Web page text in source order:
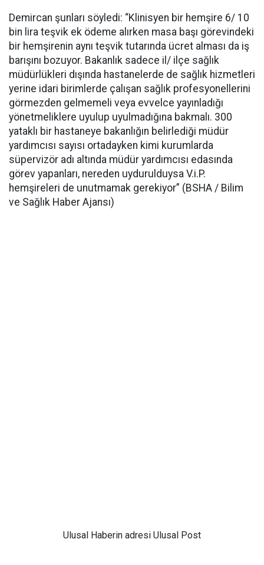
Demircan şunları söyledi: “Klinisyen bir hemşire 6/ 10
bin lira teşvik ek ödeme alırken masa başı görevindeki
bir hemşirenin aynı teşvik tutarında ücret alması da iş
barışını bozuyor. Bakanlık sadece il/ ilçe sağlık
müdürlükleri dışında hastanelerde de sağlık hizmetleri
yerine idari birimlerde çalışan sağlık profesyonellerini
görmezden gelmemeli veya evvelce yayınladığı
yönetmeliklere uyulup uyulmadığına bakmalı. 300
yataklı bir hastaneye bakanlığın belirlediği müdür
yardımcısı sayısı ortadayken kimi kurumlarda
süpervizör adı altında müdür yardımcısı edasında
görev yapanları, nereden uydurulduysa V.i.P.
hemşireleri de unutmamak gerekiyor” (BSHA / Bilim
ve Sağlık Haber Ajansı)
Ulusal Haberin adresi Ulusal Post